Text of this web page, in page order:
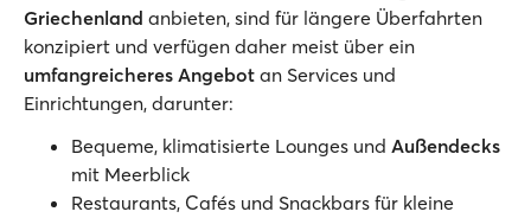
Griechenland anbieten, sind für längere Überfahrten
konzipiert und verfügen daher meist über ein
umfangreicheres Angebot an Services und
Einrichtungen, darunter:
Bequeme, klimatisierte Lounges und Außendecks
mit Meerblick
Restaurants, Cafés und Snackbars für kleine